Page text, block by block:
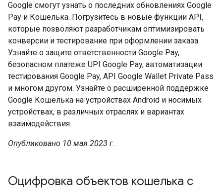
Google смогут узнать о последних обновлениях Google
Pay и Кошелька. Погрузитесь в новые функции API,
которые позволяют разработчикам оптимизировать
конверсии и тестирование при оформлении заказа.
Узнайте о защите ответственности Google Pay,
безопасном платеже UPI Google Pay, автоматизации
тестирования Google Pay, API Google Wallet Private Pass
и многом другом. Узнайте о расширенной поддержке
Google Кошелька на устройствах Android и носимых
устройствах, в различных отраслях и вариантах
взаимодействия.
Опубликовано 10 мая 2023 г.
Оцифровка объектов кошелька с